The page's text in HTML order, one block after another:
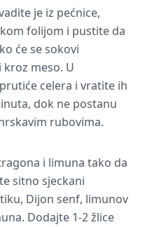
je iz pećnice,
folijom i pustite da
će se sokovi
meso. U
celera i vratite ih
dok ne postanu
rubovima.
i limuna tako da
sitno sjeckani
Dijon senf, limunov
Dodajte 1-2 žlice